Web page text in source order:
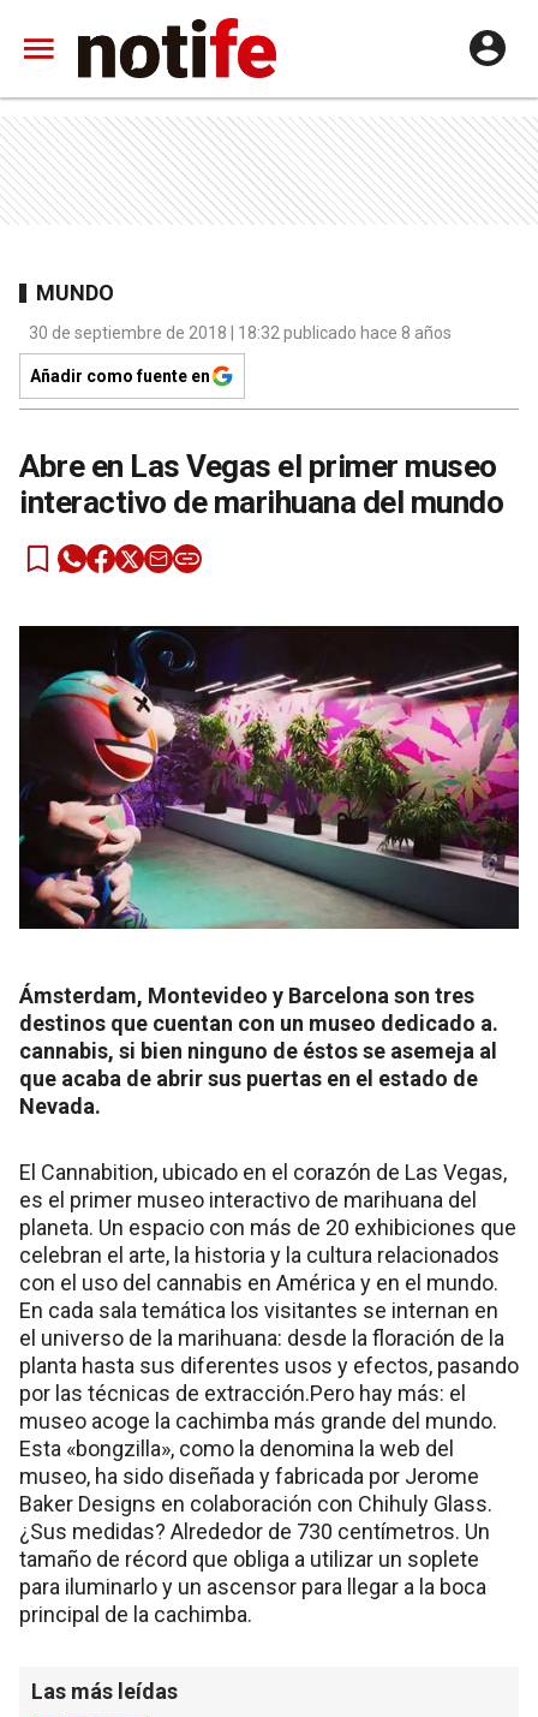
MUNDO
30 de septiembre de 2018 | 18:32 publicado hace 8 años
Añadir como fuente en
Abre en Las Vegas el primer museo
interactivo de marihuana del mundo
Ámsterdam, Montevideo y Barcelona son tres
destinos que cuentan con un museo dedicado a.
cannabis, si bien ninguno de éstos se asemeja al
que acaba de abrir sus puertas en el estado de
Nevada.
El Cannabition, ubicado en el corazón de Las Vegas,
es el primer museo interactivo de marihuana del
planeta. Un espacio con más de 20 exhibiciones que
celebran el arte, la historia y la cultura relacionados
con el uso del cannabis en América y en el mundo.
En cada sala temática los visitantes se internan en
el universo de la marihuana: desde la floración de la
planta hasta sus diferentes usos y efectos, pasando
por las técnicas de extracción.Pero hay más: el
museo acoge la cachimba más grande del mundo.
Esta «bongzilla», como la denomina la web del
museo, ha sido diseñada y fabricada por Jerome
Baker Designs en colaboración con Chihuly Glass.
¿Sus medidas? Alrededor de 730 centímetros. Un
tamaño de récord que obliga a utilizar un soplete
para iluminarlo y un ascensor para llegar a la boca
principal de la cachimba.
Las más leídas